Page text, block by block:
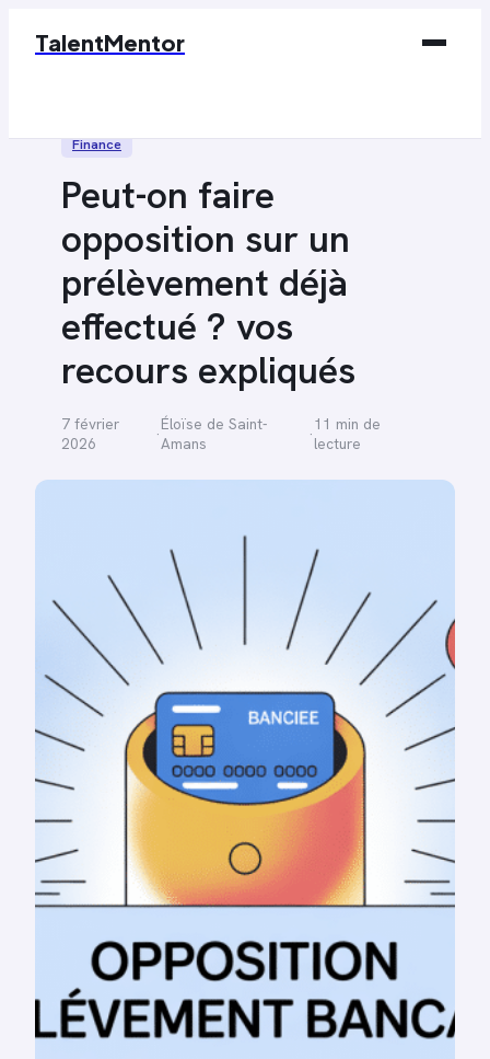
TalentMentor
Marketing
Tech
Finance
Peut-on faire
opposition sur un
prélèvement déjà
effectué ? vos
recours expliqués
7 février
2026
·Éloïse de Saint-
Amans
·11 min de
lecture